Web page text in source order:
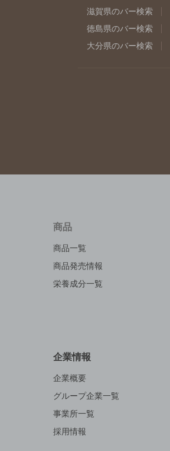
滋賀県のバー検索
徳島県のバー検索
大分県のバー検索
商品
商品一覧
商品発売情報
栄養成分一覧
企業情報
企業概要
グループ企業一覧
事業所一覧
採用情報